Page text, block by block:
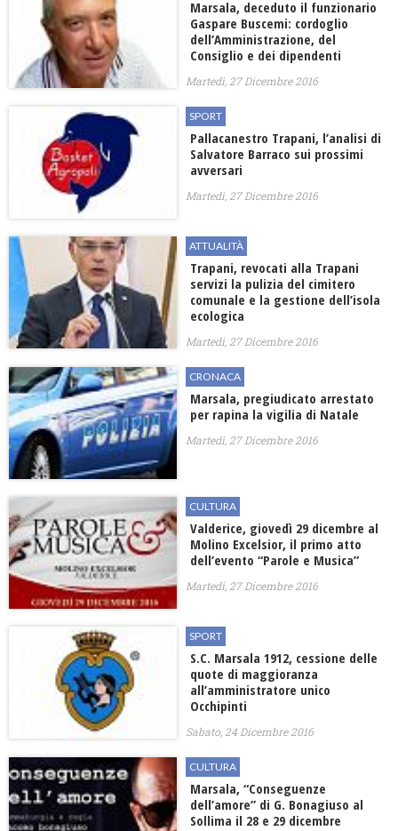
Marsala, deceduto il funzionario
Gaspare Buscemi: cordoglio
dell’Amministrazione, del
Consiglio e dei dipendenti
Martedì, 27 Dicembre 2016
SPORT
Pallacanestro Trapani, l’analisi di
Salvatore Barraco sui prossimi
avversari
Martedì, 27 Dicembre 2016
ATTUALITÀ
Trapani, revocati alla Trapani
servizi la pulizia del cimitero
comunale e la gestione dell’isola
ecologica
Martedì, 27 Dicembre 2016
CRONACA
Marsala, pregiudicato arrestato
per rapina la vigilia di Natale
Martedì, 27 Dicembre 2016
CULTURA
Valderice, giovedì 29 dicembre al
Molino Excelsior, il primo atto
dell’evento “Parole e Musica”
Martedì, 27 Dicembre 2016
SPORT
S.C. Marsala 1912, cessione delle
quote di maggioranza
all’amministratore unico
Occhipinti
Sabato, 24 Dicembre 2016
CULTURA
Marsala, “Conseguenze
dell’amore” di G. Bonagiuso al
Sollima il 28 e 29 dicembre